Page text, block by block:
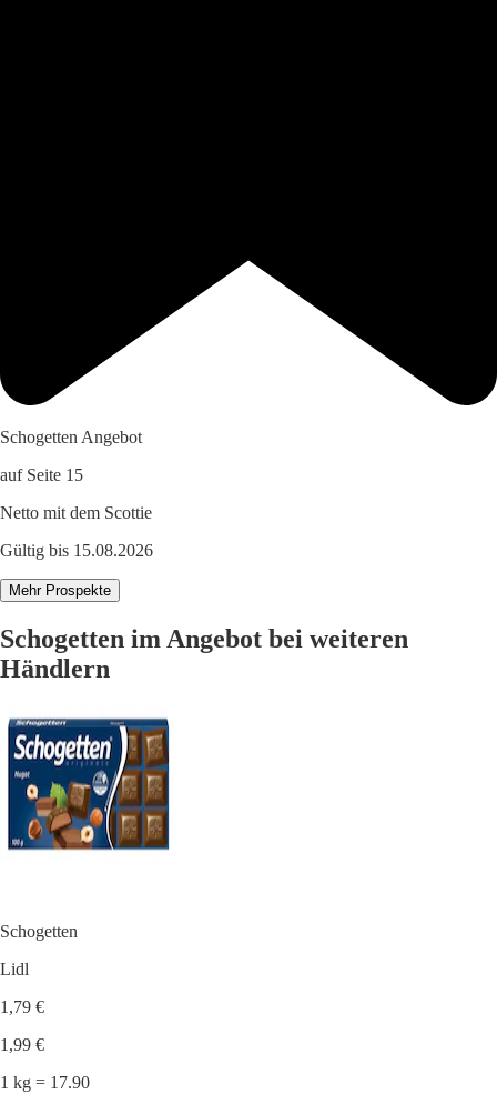
Schogetten Angebot
auf Seite 15
Netto mit dem Scottie
Gültig bis 15.08.2026
Mehr Prospekte
Schogetten im Angebot bei weiteren
Händlern
Schogetten
Lidl
1,79 €
1,99 €
1 kg = 17.90